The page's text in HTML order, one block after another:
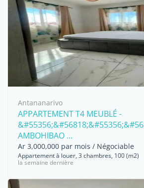
Antananarivo
APPARTEMENT T4 MEUBLÉ -
AMBOHIBAO ...
Ar 3,000,000 par mois / Négociable
Appartement à louer, 3 chambres, 100 (m2)
la semaine dernière